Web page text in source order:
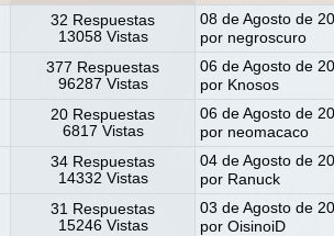
32 Respuestas
13058 Vistas
08 de Agosto de
por negroscuro
377 Respuestas
96287 Vistas
06 de Agosto de
por Knosos
20 Respuestas
6817 Vistas
06 de Agosto de
por neomacaco
34 Respuestas
14332 Vistas
04 de Agosto de
por Ranuck
31 Respuestas
15246 Vistas
03 de Agosto de
porOisinoiD